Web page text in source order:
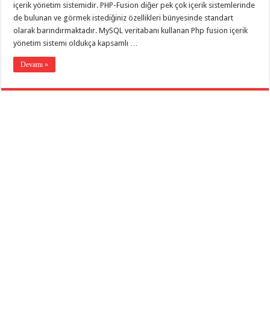
içerik yönetim sistemidir. PHP-Fusion diğer pek çok içerik sistemlerinde
de bulunan ve görmek istediğiniz özellikleri bünyesinde standart
olarak barındırmaktadır. MySQL veritabanı kullanan Php fusion içerik
yönetim sistemi oldukça kapsamlı …
Devamı »